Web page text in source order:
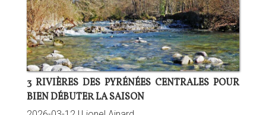
3 RIVIÈRES DES PYRÉNÉES CENTRALES POUR
BIEN DÉBUTER LA SAISON